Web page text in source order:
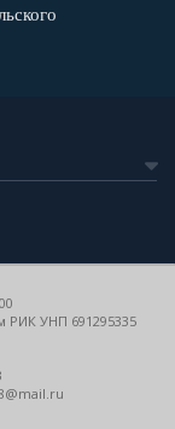
РИК УНП 691295335